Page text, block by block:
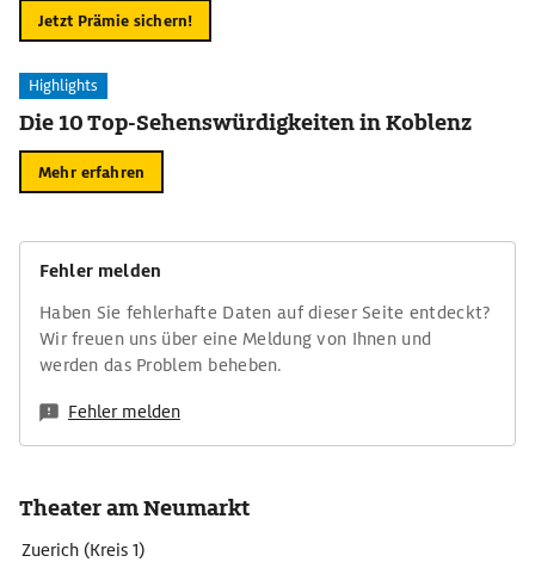
Jetzt Prämie sichern!
Highlights
Die 10 Top-Sehenswürdigkeiten in Koblenz
Mehr erfahren
Fehler melden
Haben Sie fehlerhafte Daten auf dieser Seite entdeckt?
Wir freuen uns über eine Meldung von Ihnen und
werden das Problem beheben.
Fehler melden
Theater am Neumarkt
Zuerich (Kreis 1)